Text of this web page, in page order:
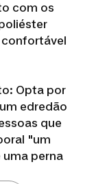
com os
confortável
Opta por
edredão
que
"um
perna